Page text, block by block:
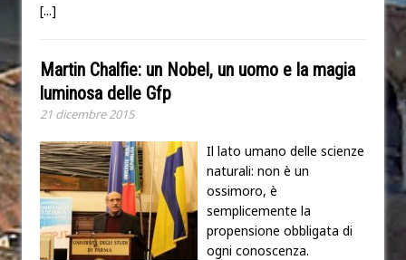
[...]
Martin Chalfie: un Nobel, un uomo e la magia
luminosa delle Gfp
21 dicembre 2015
Il lato umano delle scienze
naturali: non è un
ossimoro, è
semplicemente la
propensione obbligata di
ogni conoscenza.